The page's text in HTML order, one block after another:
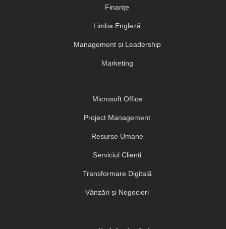
Finanțe
Limba Engleză
Management și Leadership
Marketing
Microsoft Office
Project Management
Resurse Umane
Serviciul Clienți
Transformare Digitală
Vânzări și Negocieri